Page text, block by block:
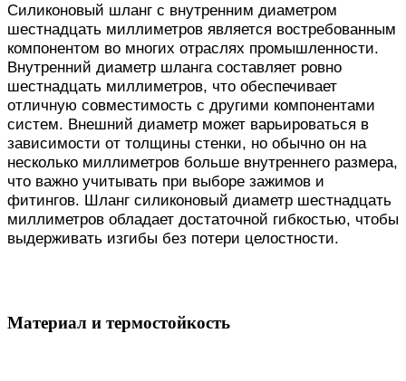
Силиконовый шланг с внутренним диаметром
шестнадцать миллиметров является востребованным
компонентом во многих отраслях промышленности.
Внутренний диаметр шланга составляет ровно
шестнадцать миллиметров, что обеспечивает
отличную совместимость с другими компонентами
систем. Внешний диаметр может варьироваться в
зависимости от толщины стенки, но обычно он на
несколько миллиметров больше внутреннего размера,
что важно учитывать при выборе зажимов и
фитингов. Шланг силиконовый диаметр шестнадцать
миллиметров обладает достаточной гибкостью, чтобы
выдерживать изгибы без потери целостности.
Материал и термостойкость